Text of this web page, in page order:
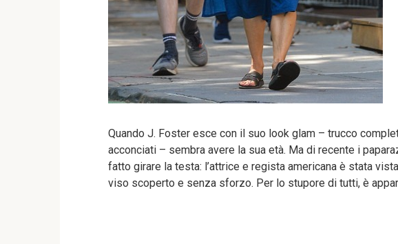
Quando J. Foster esce con il suo look glam – trucco
acconciati – sembra avere la sua età. Ma di recente i
fatto girare la testa: l’attrice e regista americana è stata
viso scoperto e senza sforzo. Per lo stupore di tutti, è